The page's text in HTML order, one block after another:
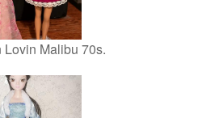
Lovin Malibu 70s.